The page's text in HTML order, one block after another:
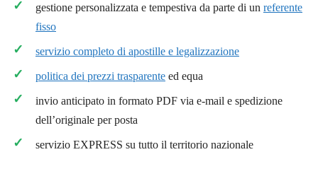
gestione personalizzata e tempestiva da parte di un referente
fisso
servizio completo di apostille e legalizzazione
politica dei prezzi trasparente ed equa
invio anticipato in formato PDF via e-mail e spedizione
dell’originale per posta
servizio EXPRESS su tutto il territorio nazionale